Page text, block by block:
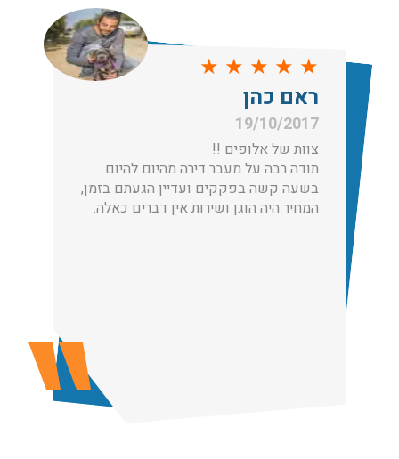
★
★
★
★
★
ראם כהן
19/10/2017
צוות של אלופים !!
תודה רבה על מעבר דירה מהיום להיום
בשעה קשה בפקקים ועדיין הגעתם בזמן,
המחיר היה הוגן ושירות אין דברים כאלה.
ברמה הגבוהה ביותר, לקבלת הצעת מחיר כנסו עכשיו
עודכן לאחרונה: 31/05/2026, 15:42
עודכן לאחרונה: 30/03/2026, 12:23
הובלות מנוף בגבעת שמואל:
שירותי הובלה עם מנוף בגבעת שמואל לכל סוגי ההובלות
החל מהובלת תכולת דירה שלמה עם מנוף ועד פריט בודד.
העברת פריטים כבדים עם מנוף בפרדס חנה ואפשרות הובלת